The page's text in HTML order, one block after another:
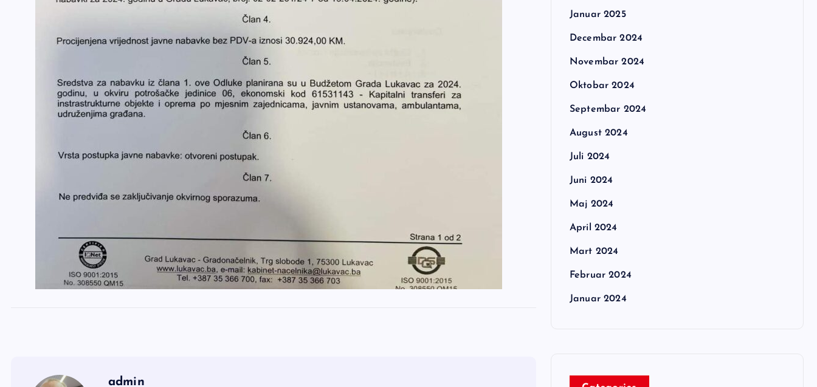
admin
Januar 2025
Decembar 2024
Novembar 2024
Oktobar 2024
Septembar 2024
August 2024
Juli 2024
Juni 2024
Maj 2024
April 2024
Mart 2024
Februar 2024
Januar 2024